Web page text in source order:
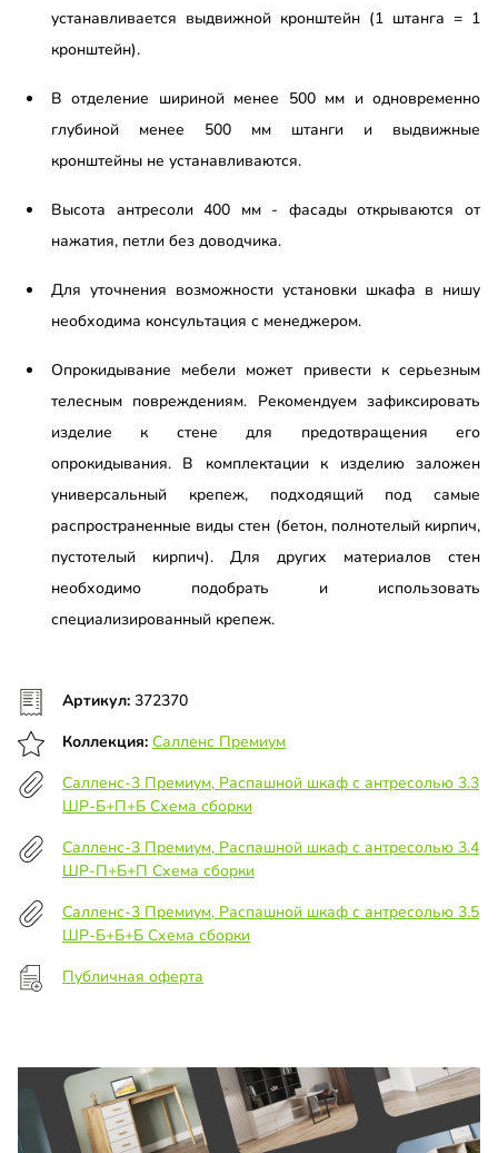
устанавливается выдвижной кронштейн (1 штанга = 1
кронштейн).
В отделение шириной менее 500 мм и одновременно
глубиной менее 500 мм штанги и выдвижные
кронштейны не устанавливаются.
Высота антресоли 400 мм - фасады открываются от
нажатия, петли без доводчика.
Для уточнения возможности установки шкафа в нишу
необходима консультация с менеджером.
Опрокидывание мебели может привести к серьезным
телесным повреждениям. Рекомендуем зафиксировать
изделие к стене для предотвращения его
опрокидывания. В комплектации к изделию заложен
универсальный крепеж, подходящий под самые
распространенные виды стен (бетон, полнотелый кирпич,
пустотелый кирпич). Для других материалов стен
необходимо подобрать и использовать
специализированный крепеж.
Артикул: 372370
Коллекция: Салленс Премиум
Салленс-3 Премиум, Распашной шкаф с антресолью 3.3
ШР-Б+П+Б Схема сборки
Салленс-3 Премиум, Распашной шкаф с антресолью 3.4
ШР-П+Б+П Схема сборки
Салленс-3 Премиум, Распашной шкаф с антресолью 3.5
ШР-Б+Б+Б Схема сборки
Публичная оферта